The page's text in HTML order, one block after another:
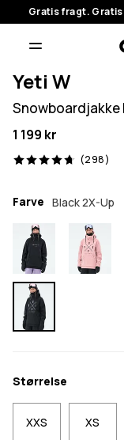
Gratis fragt.
Yeti W
Snowboardjakke
1 199 kr
(298)
298 anmeldelser,
Farve Black 2X-Up
Størrelse
XXS XS